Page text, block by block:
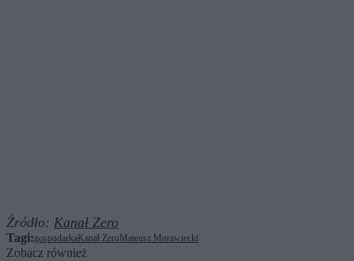
Źródło: Kanał Zero
Tagi:gospodarka Kanał ZeroMateusz Morawiecki
Zobacz również